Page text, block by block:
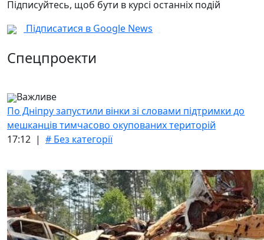
Підписуйтесь, щоб бути в курсі останніх подій
Підписатися в Google News
Спецпроекти
Важливе
По Дніпру запустили вінки зі словами підтримки до
мешканців тимчасово окупованих територій
17:12 | # Без категорії